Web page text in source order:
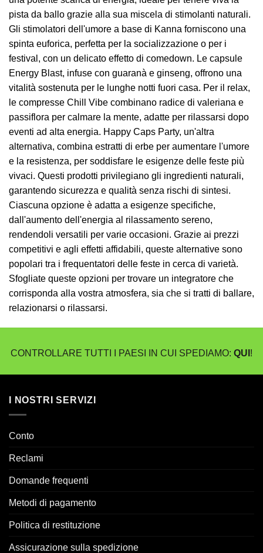
pista da ballo grazie alla sua miscela di stimolanti naturali.
Gli stimolatori dell'umore a base di Kanna forniscono una
spinta euforica, perfetta per la socializzazione o per i
festival, con un delicato effetto di comedown. Le capsule
Energy Blast, infuse con guaranà e ginseng, offrono una
vitalità sostenuta per le lunghe notti fuori casa. Per il relax,
le compresse Chill Vibe combinano radice di valeriana e
passiflora per calmare la mente, adatte per rilassarsi dopo
eventi ad alta energia. Happy Caps Party, un'altra
alternativa, combina estratti di erbe per aumentare l'umore
e la resistenza, per soddisfare le esigenze delle feste più
vivaci. Questi prodotti privilegiano gli ingredienti naturali,
garantendo sicurezza e qualità senza rischi di sintesi.
Ciascuna opzione è adatta a esigenze specifiche,
dall'aumento dell'energia al rilassamento sereno,
rendendoli versatili per varie occasioni. Grazie ai prezzi
competitivi e agli effetti affidabili, queste alternative sono
popolari tra i frequentatori delle feste in cerca di varietà.
Sfogliate queste opzioni per trovare un integratore che
corrisponda alla vostra atmosfera, sia che si tratti di ballare,
relazionarsi o rilassarsi.
CONTROLLARE TUTTI I PAESI IN CUI SPEDIAMO: QUI !
I NOSTRI SERVIZI
Conto
Reclami
Domande frequenti
Metodi di pagamento
Politica di restituzione
Assicurazione sulla spedizione